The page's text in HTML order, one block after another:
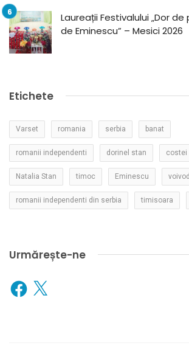
Laureații Festivalului „Dor
de Eminescu” – Mesici 2026
Etichete
Varset romania serbia banat
romanii independenti dorinel stan costei
Natalia Stan timoc Eminescu
romanii independenti din serbia timisoara
Urmărește-ne
Facebook
X